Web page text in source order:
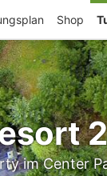
Shop
im Center